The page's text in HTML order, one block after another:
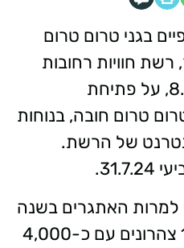
בגני טרום טרום
חוויות רחובות
מודיעה היום, שני, 8.7.24, על פתיחת
טרום חובה, בנוחות
של הרשת.
למרות האתגרים בשנה
החולפת, נפתחו כ-150 צהרונים עם כ-4,000